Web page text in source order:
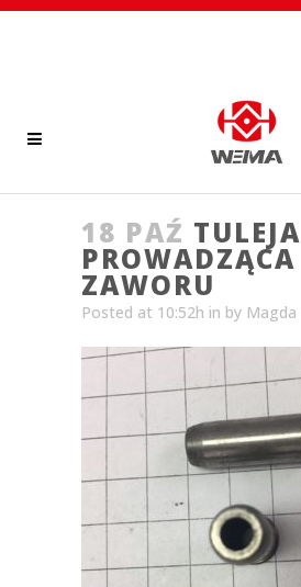
18 PAŹ TULEJA
PROWADZĄCA
ZAWORU
Posted at 10:52h in by Magda